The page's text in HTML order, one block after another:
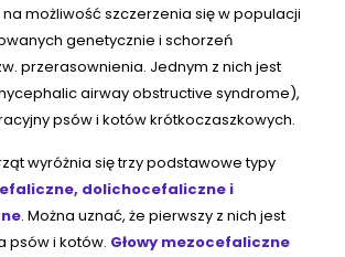
możliwość szczerzenia się w populacji
genetycznie i schorzeń
przerasownienia. Jednym z nich jest
airway obstructive syndrome),
psów i kotów krótkoczaszkowych.
wyróżnia się trzy podstawowe typy
dolichocefaliczne i
. Można uznać, że pierwszy z nich jest
psów i kotów. Głowy mezocefaliczne